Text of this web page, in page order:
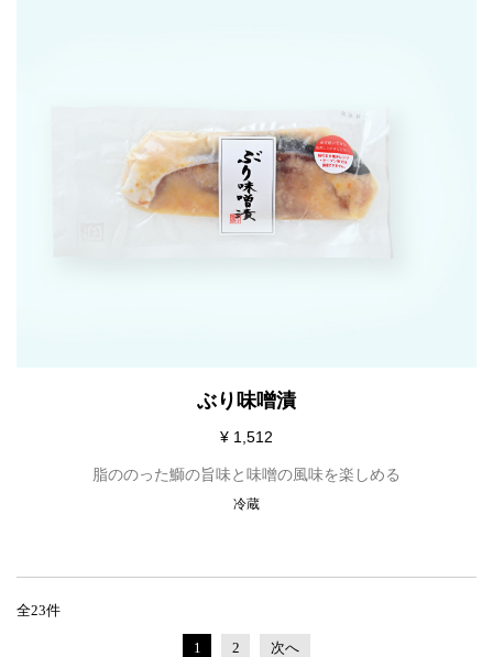
ぶり味噌漬
¥ 1,512
脂ののった鰤の旨味と味噌の風味を楽しめる
冷蔵
全23件
1 2 次へ